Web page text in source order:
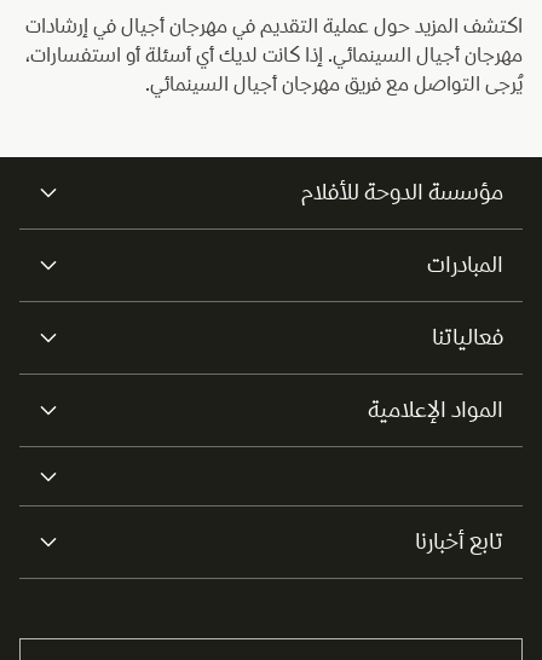
اكتشف المزيد حول عملية التقديم في مهرجان أجيال في إرشادات
مهرجان أجيال السينمائي. إذا كانت لديك أي أسئلة أو استفسارات،
يُرجى التواصل مع فريق مهرجان أجيال السينمائي.
مؤسسة الدوحة للأفلام
المبادرات
فعالياتنا
المواد الإعلامية
تابع أخبارنا